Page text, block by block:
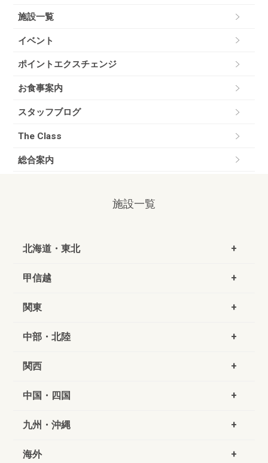
施設一覧
イベント
ポイントエクスチェンジ
お食事案内
スタッフブログ
The Class
総合案内
施設一覧
北海道・東北
甲信越
関東
中部・北陸
関西
中国・四国
九州・沖縄
海外